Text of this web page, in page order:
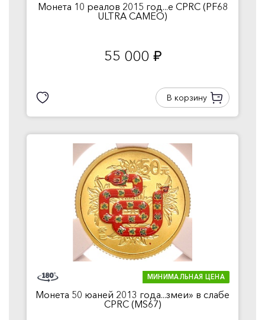
Монета 10 реалов 2015 год...е CPRC (PF68
ULTRA CAMEO)
55 000 руб.
В корзину
МИНИМАЛЬНАЯ ЦЕНА
Монета 50 юаней 2013 года...змеи» в слабе
CPRC (MS67)